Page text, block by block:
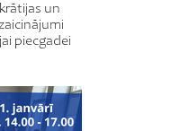
un
piecgadei